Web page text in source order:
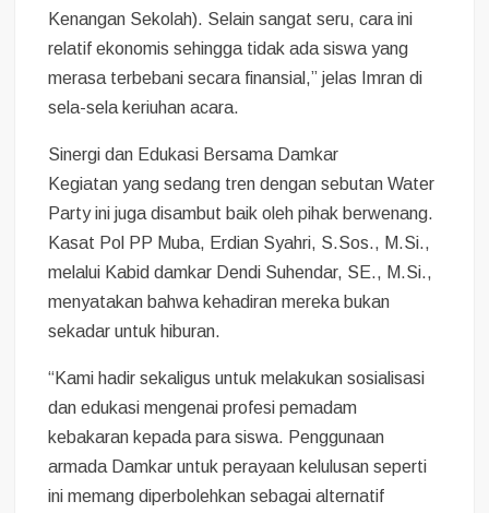
Kenangan Sekolah). Selain sangat seru, cara ini
relatif ekonomis sehingga tidak ada siswa yang
merasa terbebani secara finansial,” jelas Imran di
sela-sela keriuhan acara.
Sinergi dan Edukasi Bersama Damkar
Kegiatan yang sedang tren dengan sebutan Water
Party ini juga disambut baik oleh pihak berwenang.
Kasat Pol PP Muba, Erdian Syahri, S.Sos., M.Si.,
melalui Kabid damkar Dendi Suhendar, SE., M.Si.,
menyatakan bahwa kehadiran mereka bukan
sekadar untuk hiburan.
“Kami hadir sekaligus untuk melakukan sosialisasi
dan edukasi mengenai profesi pemadam
kebakaran kepada para siswa. Penggunaan
armada Damkar untuk perayaan kelulusan seperti
ini memang diperbolehkan sebagai alternatif